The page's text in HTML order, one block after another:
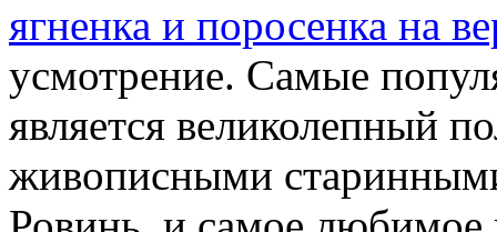
ягненка и поросенка на
усмотрение. Самые
является великолепный
живописными